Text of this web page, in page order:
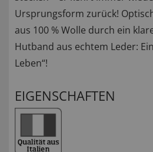
Ursprungsform zurück!
aus 100 % Wolle durch ein
Hutband aus echtem Leder:
Leben“!
EIGENSCHAFTEN